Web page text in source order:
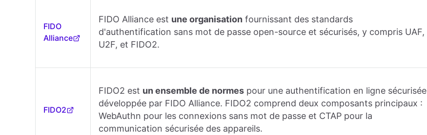
FIDO
Alliance
FIDO Alliance est une organisation fournissant des standards
d'authentification sans mot de passe open-source et sécurisés, y compris UAF,
U2F, et FIDO2.
FIDO2
FIDO2 est un ensemble de normes pour une authentification en ligne sécurisée
développée par FIDO Alliance. FIDO2 comprend deux composants principaux :
WebAuthn pour les connexions sans mot de passe et CTAP pour la
communication sécurisée des appareils.